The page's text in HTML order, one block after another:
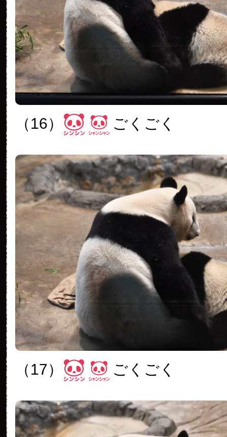
（16） ごくごく
（17） ごくごく